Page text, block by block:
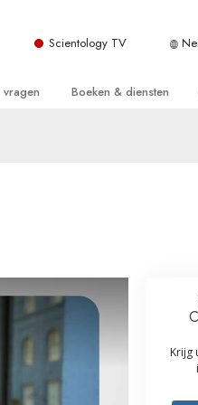
Scientology TV
Boeken & diensten
voor beginners
Assisten voor Ziektes
Krijg